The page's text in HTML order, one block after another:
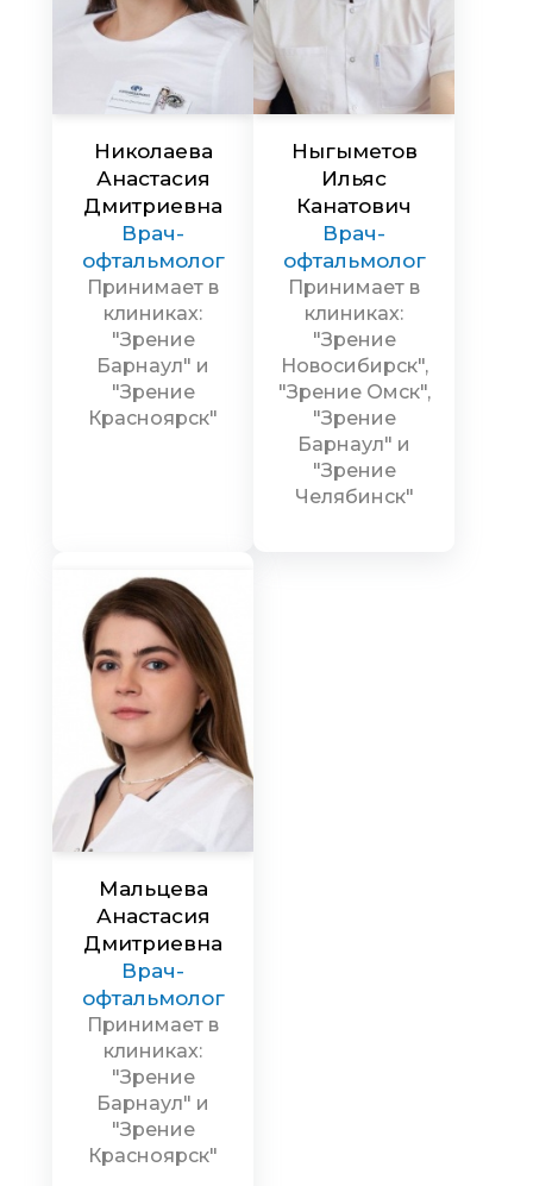
Николаева
Анастасия
Дмитриевна
Врач-
офтальмолог
Принимает в
клиниках:
"Зрение
Барнаул" и
"Зрение
Красноярск"
Ныгыметов
Ильяс
Канатович
Врач-
офтальмолог
Принимает в
клиниках:
"Зрение
Новосибирск",
"Зрение Омск",
"Зрение
Барнаул" и
"Зрение
Челябинск"
Мальцева
Анастасия
Дмитриевна
Врач-
офтальмолог
Принимает в
клиниках:
"Зрение
Барнаул" и
"Зрение
Красноярск"